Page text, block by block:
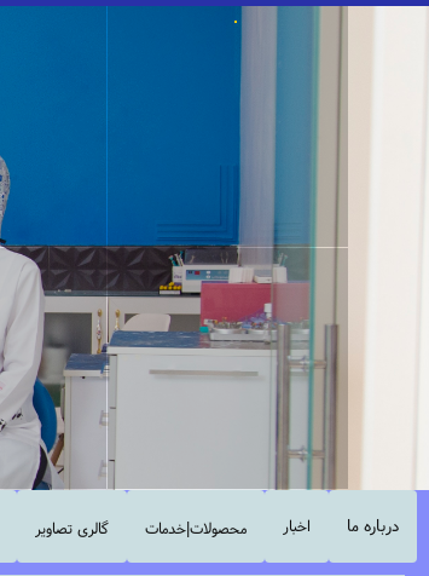
درباره ما اخبار محصولات|خدمات گالری تصاویر